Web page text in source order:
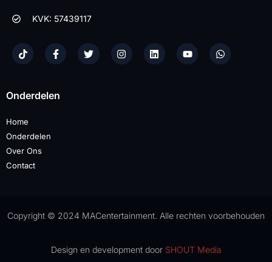
KVK: 57439117
Onderdelen
Home
Onderdelen
Over Ons
Contact
Copyright © 2024 MACentertainment. Alle rechten voorbehouden
Design en development door SHOUT Media